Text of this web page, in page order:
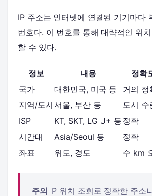
IP 주소는 인터넷에 연결된 기기마다
번호다. 이 번호를 통해 대략적인 위
할 수 있다.
정보 내용
정확
국가
대한민국, 미국 등
거의 정
지역/도시 서울, 부산 등
도시 수
ISP
KT, SKT, LG U+ 등 정확
시간대
Asia/Seoul 등
정확
좌표
위도, 경도 수 km
주의 IP 위치 조회로 정확한 주소